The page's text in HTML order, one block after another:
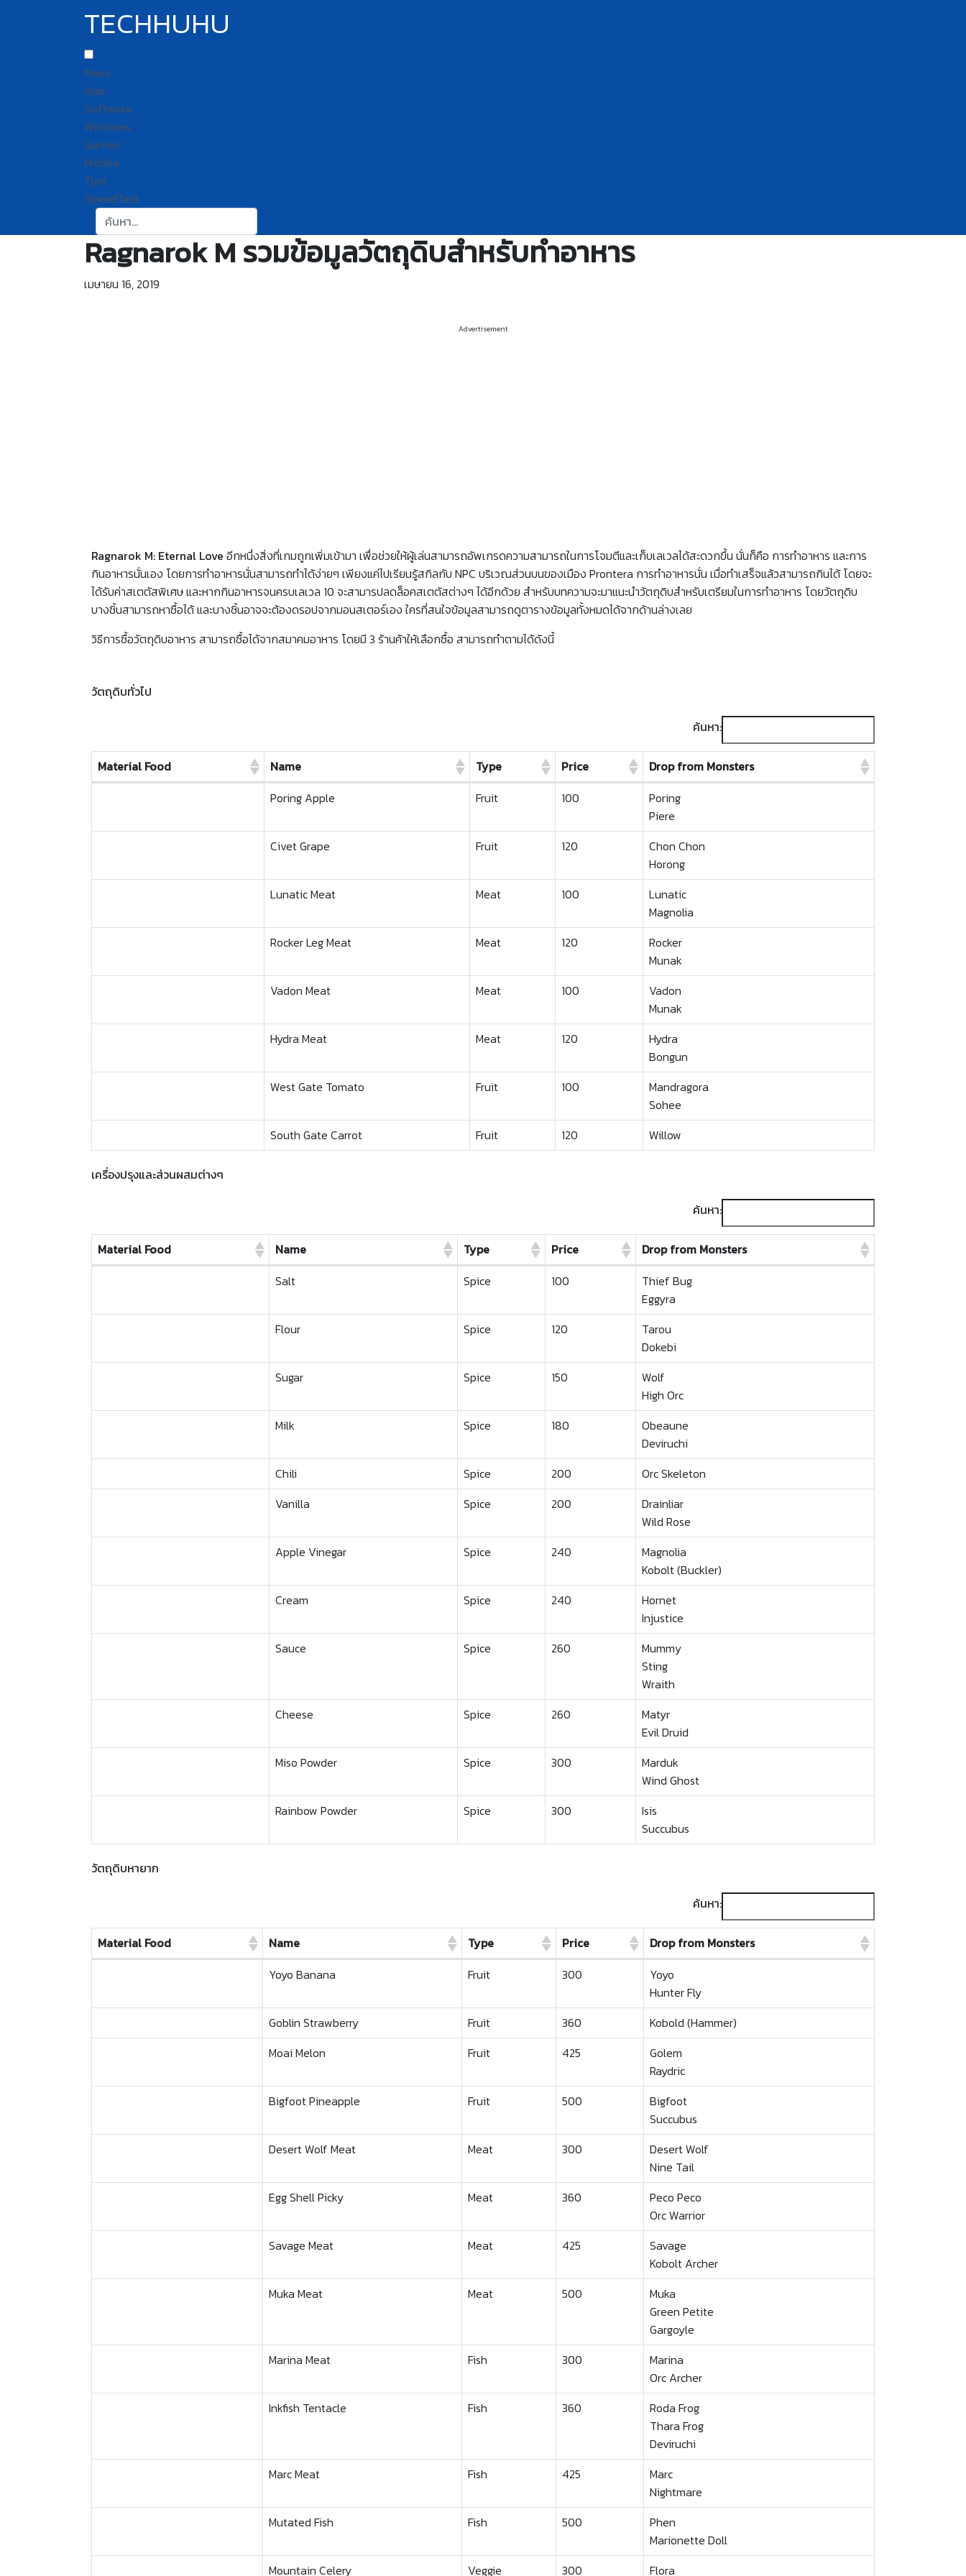
TECHHUHU
News
App
Software
Windows
Games
Mobile
Tips
SpeedTest
ค้นหา:
Ragnarok M รวมข้อมูลวัตถุดิบสำหรับทำอาหาร
เมษายน 16, 2019
Advertisement
Ragnarok M: Eternal Love อีกหนึ่งสิ่งที่เกมถูกเพิ่มเข้ามา เพื่อช่วยให้ผู้เล่นสามารถอัพเกรดความสามารถในการโจมตีและเก็บเลเวลได้สะดวกขึ้น นั่นก็คือ การทำอาหาร และการ
กินอาหารนั่นเอง โดยการทำอาหารนั่นสามารถทำได้ง่ายๆ เพียงแค่ไปเรียนรู้สกิลกับ NPC บริเวณส่วนบนของเมือง Prontera การทำอาหารนั่น เมื่อทำเสร็จแล้วสามารถกินได้ โดยจะ
ได้รับค่าสเตตัสพิเศษ และหากกินอาหารจนครบเลเวล 10 จะสามารปลดล็อคสเตตัสต่างๆ ได้อีกด้วย สำหรับบทความจะมาแนะนำวัตถุดิบสำหรับเตรียมในการทำอาหาร โดยวัตถุดิบ
บางชิ้นสามารถหาซื้อได้ และบางชิ้นอาจจะต้องดรอปจากมอนสเตอร์เอง ใครที่สนใจข้อมูลสามารถดูตารางข้อมูลทั้งหมดได้จากด้านล่างเลย
วิธีการซื้อวัตถุดิบอาหาร สามารถซื้อได้จากสมาคมอาหาร โดยมี 3 ร้านค้าให้เลือกซื้อ สามารถทำตามได้ดังนี้
วัตถุดิบทั่วไป
ค้นหา:
Material Food Name Type Price
Drop from Monsters
Name Type Price Drop from Monsters
Poring Apple Fruit 100
Poring
Piere
Civet Grape
Fruit 120
Chon Chon
Horong
Lunatic Meat
Meat 100
Lunatic
Magnolia
Rocker Leg Meat
Meat 120
Rocker
Munak
Vadon Meat
Meat 100
Vadon
Munak
Hydra Meat
Meat 120
Hydra
Bongun
West Gate Tomato
Fruit 100
Mandragora
Sohee
South Gate Carrot
Fruit 120 Willow
เครื่องปรุงและส่วนผสมต่างๆ
ค้นหา:
Material Food Name Type Price
Drop from Monsters
Name Type Price Drop from Monsters
Salt Spice 100
Thief Bug
Eggyra
Flour
Spice 120
Tarou
Dokebi
Sugar
Spice 150
Wolf
High Orc
Milk
Spice 180
Obeaune
Deviruchi
Chili
Spice 200
Orc Skeleton
Vanilla
Spice 200
Drainliar
Wild Rose
Apple Vinegar
Spice 240
Magnolia
Kobolt (Buckler)
Cream
Spice 240
Hornet
Injustice
Sauce
Spice 260
Mummy
Sting
Wraith
Cheese
Spice 260
Matyr
Evil Druid
Miso Powder
Spice 300
Marduk
Wind Ghost
Rainbow Powder
Spice 300
Isis
Succubus
วัตถุดิบหายาก
ค้นหา:
Material Food Name Type Price
Drop from Monsters
Name Type Price Drop from Monsters
Yoyo Banana Fruit 300
Yoyo
Hunter Fly
Goblin Strawberry
Fruit 360
Kobold (Hammer)
Moai Melon
Fruit 425
Golem
Raydric
Bigfoot Pineapple
Fruit 500
Bigfoot
Succubus
Desert Wolf Meat
Meat 300
Desert Wolf
Nine Tail
Egg Shell Picky
Meat 360
Peco Peco
Orc Warrior
Savage Meat
Meat 425
Savage
Kobolt Archer
Muka Meat
Meat 500
Muka
Green Petite
Gargoyle
Marina Meat
Fish 300
Marina
Orc Archer
Inkfish Tentacle
Fish 360
Roda Frog
Thara Frog
Deviruchi
Marc Meat
Fish 425
Marc
Nightmare
Mutated Fish
Fish 500
Phen
Marionette Doll
Mountain Celery
Veggie 300 Flora